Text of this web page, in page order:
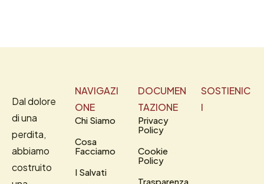
Dal dolore
di una
perdita,
abbiamo
costruito
NAVIGAZI
ONE
Chi Siamo
Cosa
Facciamo
I Salvati
DOCUMEN
TAZIONE
Privacy
Policy
Cookie
Policy
Trasparenza
SOSTIENIC
I